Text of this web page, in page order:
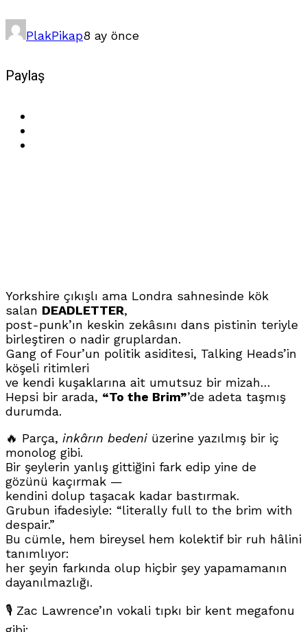
PlakPikap8 ay önce
Paylaş
Yorkshire çıkışlı ama Londra sahnesinde kök
salan DEADLETTER,
post-punk’ın keskin zekâsını dans pistinin teriyle
birleştiren o nadir gruplardan.
Gang of Four’un politik asiditesi, Talking Heads’in
köşeli ritimleri
ve kendi kuşaklarına ait umutsuz bir mizah…
Hepsi bir arada, “To the Brim”’de adeta taşmış
durumda.
🔥 Parça, inkârın bedeni üzerine yazılmış bir iç
monolog gibi.
Bir şeylerin yanlış gittiğini fark edip yine de
gözünü kaçırmak —
kendini dolup taşacak kadar bastırmak.
Grubun ifadesiyle: “literally full to the brim with
despair.”
Bu cümle, hem bireysel hem kolektif bir ruh hâlini
tanımlıyor:
her şeyin farkında olup hiçbir şey yapamamanın
dayanılmazlığı.
🎙️ Zac Lawrence’ın vokali tıpkı bir kent megafonu